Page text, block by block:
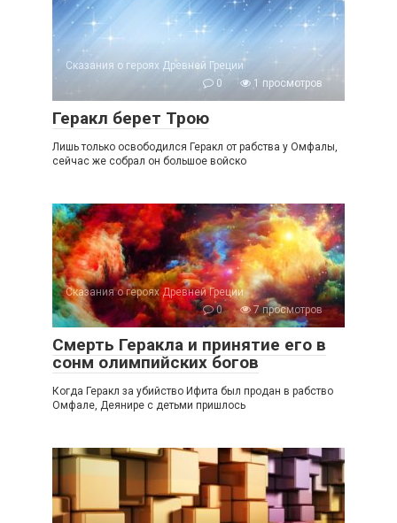
Сказания о героях Древней Греции
0
1 просмотров
Геракл берет Трою
Лишь только освободился Геракл от рабства у Омфалы,
сейчас же собрал он большое войско
Сказания о героях Древней Греции
0
7 просмотров
Смерть Геракла и принятие его в
сонм олимпийских богов
Когда Геракл за убийство Ифита был продан в рабство
Омфале, Деянире c детьми пришлось